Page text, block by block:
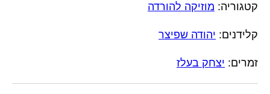
קטגוריה: מוזיקה להורדה
קלידנים: יהודה שפיצר
זמרים: יצחק בעלז